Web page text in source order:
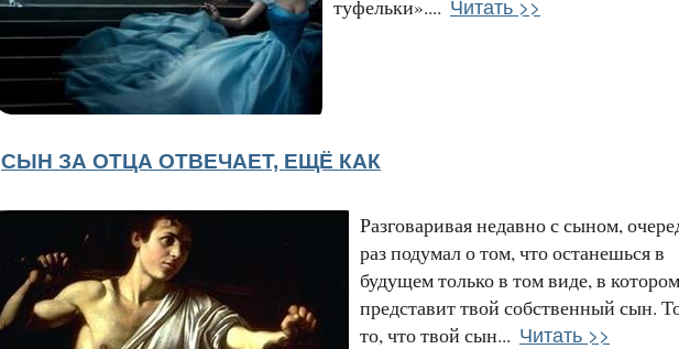
туфельки».... Читать >>
СЫН ЗА ОТЦА ОТВЕЧАЕТ, ЕЩЁ КАК
Разговаривая недавно с сыном,
раз подумал о том, что останешься в
будущем только в том виде, в
представит твой собственный сын.
то, что твой сын... Читать >>